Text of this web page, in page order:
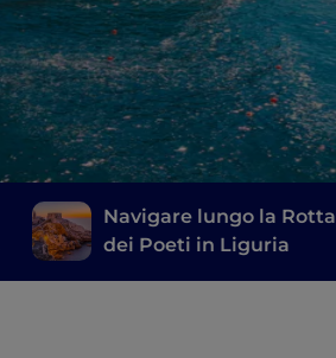
Navigare lungo la Rotta
dei Poeti in Liguria